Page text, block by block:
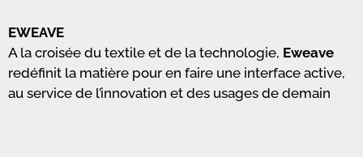
EWEAVE
A la croisée du textile et de la technologie, Eweave
redéfinit la matière pour en faire une interface active,
au service de l’innovation et des usages de demain